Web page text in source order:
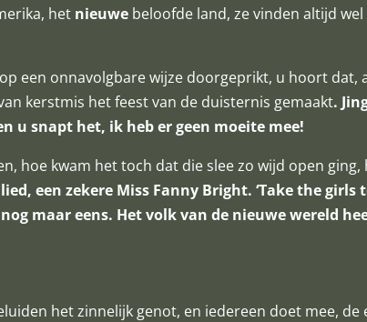
het nieuwe beloofde land, ze vinden altijd
een onnavolgbare wijze doorgeprikt, u hoort dat,
kerstmis het feest van de duisternis gemaakt.
u snapt het, ik heb er geen moeite mee!
hoe kwam het toch dat die slee zo wijd open ging,
een zekere Miss Fanny Bright. ‘Take the girls
maar eens. Het volk van de nieuwe wereld
het zinnelijk genot, en iedereen doet mee, de